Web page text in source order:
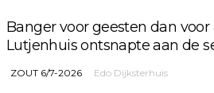
Banger voor geesten dan voor
Lutjenhuis ontsnapte aan de
ZOUT 6/7-2026 Edo Dijksterhuis